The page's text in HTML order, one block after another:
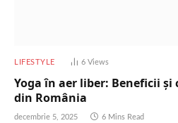
LIFESTYLE 6 Views
Yoga în aer liber: Beneficii
din România
decembrie 5, 2025 6 Mins Read